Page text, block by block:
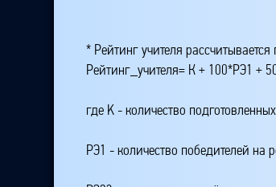
* Рейтинг учителя
Рейтинг_учителя= К + 100*РЭ1
где K - количество
РЭ1 - количество победителей на